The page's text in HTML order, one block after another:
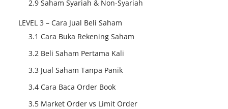
2.9 Saham Syariah & Non-Syariah
LEVEL 3 – Cara Jual Beli Saham
3.1 Cara Buka Rekening Saham
3.2 Beli Saham Pertama Kali
3.3 Jual Saham Tanpa Panik
3.4 Cara Baca Order Book
3.5 Market Order vs Limit Order